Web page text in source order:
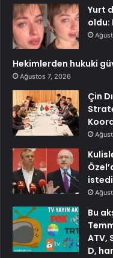
Yurt
oldu:
Hekimlerden hukuki
Ağustos 7, 2026
Çin
istedi
Bu
ATV,
D,